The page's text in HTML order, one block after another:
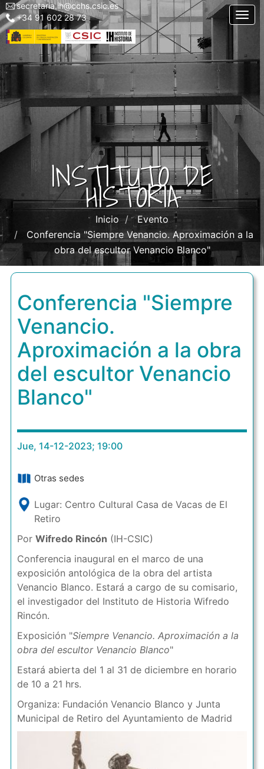
Pasar
al
contenido
Menu
top
left
secretaria.ih@cchs.csic.es
+34 91 602 28 73
INSTITUTO DE
HISTORIA
Inicio
Evento
Conferencia "Siempre Venancio. Aproximación a la
obra del escultor Venancio Blanco"
Conferencia "Siempre
Venancio.
Aproximación a la obra
del escultor Venancio
Blanco"
Jue, 14-12-2023; 19:00
Otras sedes
Lugar: Centro Cultural Casa de Vacas de El
Retiro
Por Wifredo Rincón (IH-CSIC)
Conferencia inaugural en el marco de una
exposición antológica de la obra del artista
Venancio Blanco. Estará a cargo de su comisario,
el investigador del Instituto de Historia Wifredo
Rincón.
Exposición "Siempre Venancio. Aproximación a la
obra del escultor Venancio Blanco"
Estará abierta del 1 al 31 de diciembre en horario
de 10 a 21 hrs.
Organiza: Fundación Venancio Blanco y Junta
Municipal de Retiro del Ayuntamiento de Madrid